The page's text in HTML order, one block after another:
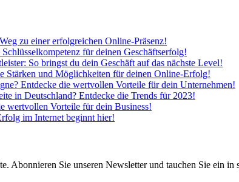
zu einer erfolgreichen Online-Präsenz!
für deinen Geschäftserfolg!
So bringst du dein Geschäft auf das nächste Level!
Stärken und Möglichkeiten für deinen Online-Erfolg!
Entdecke die wertvollen Vorteile für dein Unternehmen!
in Deutschland? Entdecke die Trends für 2023!
wertvollen Vorteile für dein Business!
im Internet beginnt hier!
Abonnieren Sie unseren Newsletter und tauchen Sie ein in